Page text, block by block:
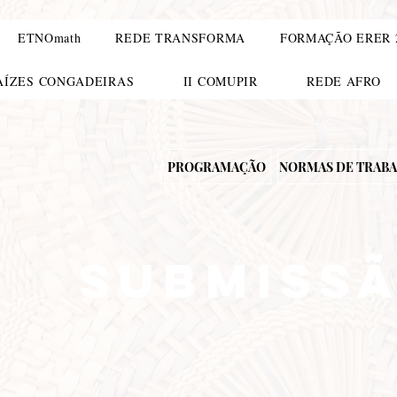
ETNOmath REDE TRANSFORMA FORMAÇÃO ERER
CONGADEIRAS II COMUPIR REDE AFRO
PROGRAMAÇÃO NORMAS DE